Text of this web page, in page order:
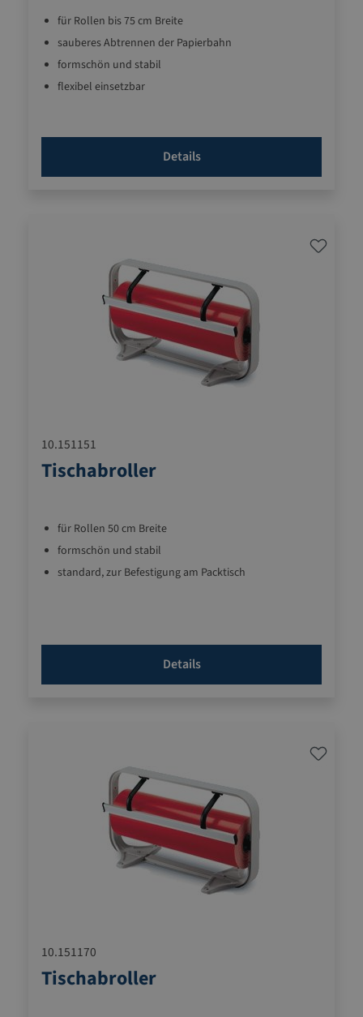
für Rollen bis 75 cm Breite
sauberes Abtrennen der Papierbahn
formschön und stabil
flexibel einsetzbar
Details
10.151151
Tischabroller
für Rollen 50 cm Breite
formschön und stabil
standard, zur Befestigung am Packtisch
Details
10.151170
Tischabroller